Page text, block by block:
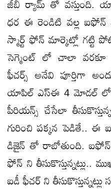
ధర ఈ రెండిటి వల్ల
స్మార్ట్ ఫోన్ మార్కెట్లో గట్టి
సెగ్మెంట్ లో చాలా
ఫీచర్స్ అనేవి పూర్తిగా
యాపిల్ ఎస్ఈ 4 మోడల్ లో
పీరియన్స్ చేసేలా
గురించి పక్కన పెడితే..
డిజైన్ తో రాబోతుంది.
ఫోన్ ని తీసుకొస్తున్నట్లు..
ఐడీ ఫీచర్ ని